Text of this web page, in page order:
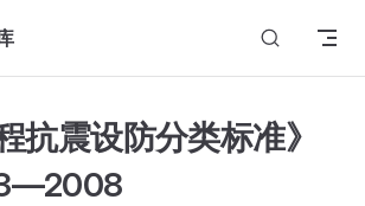
抗震设防分类标准》